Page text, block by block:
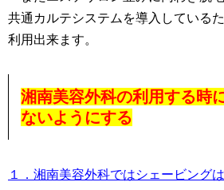
共通カルテシステムを導入している
利用出来ます。
湘南美容外科の利用する時
ないようにする
１．湘南美容外科ではシェービング